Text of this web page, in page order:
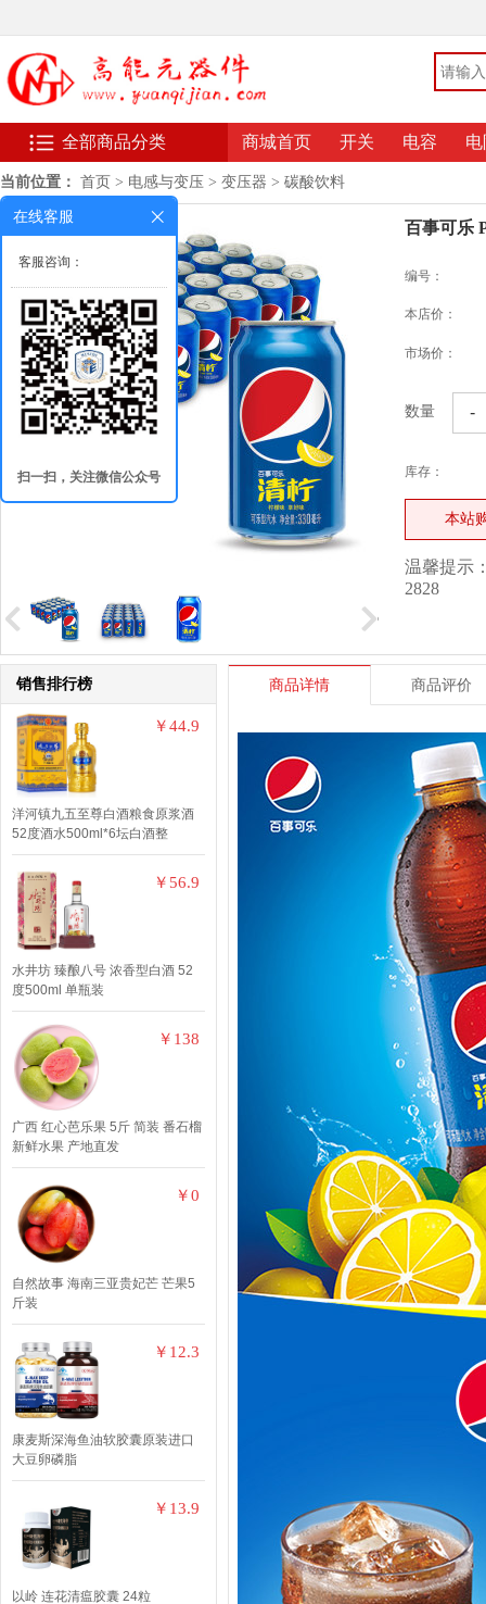
全部商品分类 商城首页 开关 电容
当前位置： 首页 > 电感与变压 > 变压器 > 碳酸饮料
百事可乐
编号：
本店价：
市场价：
数量 -
库存：
本站
温馨提示
2828
销售排行榜
￥44.9
洋河镇九五至尊白酒粮食原浆酒
52度酒水500ml*6坛白酒整
￥56.9
水井坊 臻酿八号 浓香型白酒 52
度500ml 单瓶装
￥138
广西 红心芭乐果 5斤 简装 番石榴
新鲜水果 产地直发
￥0
自然故事 海南三亚贵妃芒 芒果5
斤装
￥12.3
康麦斯深海鱼油软胶囊原装进口
大豆卵磷脂
￥13.9
以岭 连花清瘟胶囊 24粒
商品详情 商品评价
在线客服
客服咨询：
扫一扫，关注微信公众号